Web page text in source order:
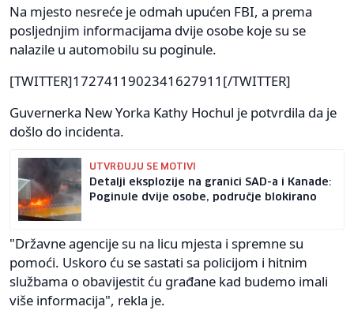
Na mjesto nesreće je odmah upućen FBI, a prema
posljednjim informacijama dvije osobe koje su se
nalazile u automobilu su poginule.
[TWITTER]1727411902341627911[/TWITTER]
Guvernerka New Yorka Kathy Hochul je potvrdila da je
došlo do incidenta.
UTVRĐUJU SE MOTIVI
Detalji eksplozije na granici SAD-a i Kanade:
Poginule dvije osobe, područje blokirano
"Državne agencije su na licu mjesta i spremne su
pomoći. Uskoro ću se sastati sa policijom i hitnim
službama o obavijestit ću građane kad budemo imali
više informacija", rekla je.